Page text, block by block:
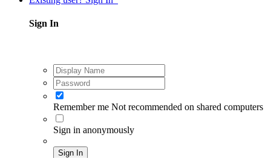
Sign In
Remember me Not recommended on shared computers
Sign in anonymously
Sign In